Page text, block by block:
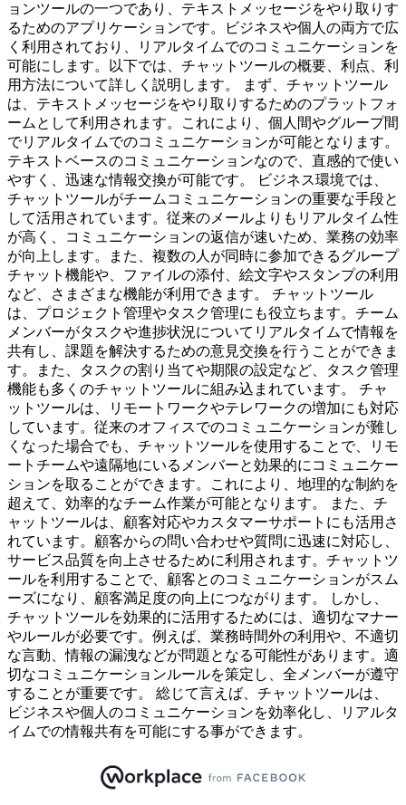
ョンツールの一つであり、テキストメッセージをやり取りす
るためのアプリケーションです。ビジネスや個人の両方で広
く利用されており、リアルタイムでのコミュニケーションを
可能にします。以下では、チャットツールの概要、利点、利
用方法について詳しく説明します。 まず、チャットツール
は、テキストメッセージをやり取りするためのプラットフォ
ームとして利用されます。これにより、個人間やグループ間
でリアルタイムでのコミュニケーションが可能となります。
テキストベースのコミュニケーションなので、直感的で使い
やすく、迅速な情報交換が可能です。 ビジネス環境では、
チャットツールがチームコミュニケーションの重要な手段と
して活用されています。従来のメールよりもリアルタイム性
が高く、コミュニケーションの返信が速いため、業務の効率
が向上します。また、複数の人が同時に参加できるグループ
チャット機能や、ファイルの添付、絵文字やスタンプの利用
など、さまざまな機能が利用できます。 チャットツール
は、プロジェクト管理やタスク管理にも役立ちます。チーム
メンバーがタスクや進捗状況についてリアルタイムで情報を
共有し、課題を解決するための意見交換を行うことができま
す。また、タスクの割り当てや期限の設定など、タスク管理
機能も多くのチャットツールに組み込まれています。 チャ
ットツールは、リモートワークやテレワークの増加にも対応
しています。従来のオフィスでのコミュニケーションが難し
くなった場合でも、チャットツールを使用することで、リモ
ートチームや遠隔地にいるメンバーと効果的にコミュニケー
ションを取ることができます。これにより、地理的な制約を
超えて、効率的なチーム作業が可能となります。 また、チ
ャットツールは、顧客対応やカスタマーサポートにも活用さ
れています。顧客からの問い合わせや質問に迅速に対応し、
サービス品質を向上させるために利用されます。チャットツ
ールを利用することで、顧客とのコミュニケーションがスム
ーズになり、顧客満足度の向上につながります。 しかし、
チャットツールを効果的に活用するためには、適切なマナー
やルールが必要です。例えば、業務時間外の利用や、不適切
な言動、情報の漏洩などが問題となる可能性があります。適
切なコミュニケーションルールを策定し、全メンバーが遵守
することが重要です。 総じて言えば、チャットツールは、
ビジネスや個人のコミュニケーションを効率化し、リアルタ
イムでの情報共有を可能にする事ができます。